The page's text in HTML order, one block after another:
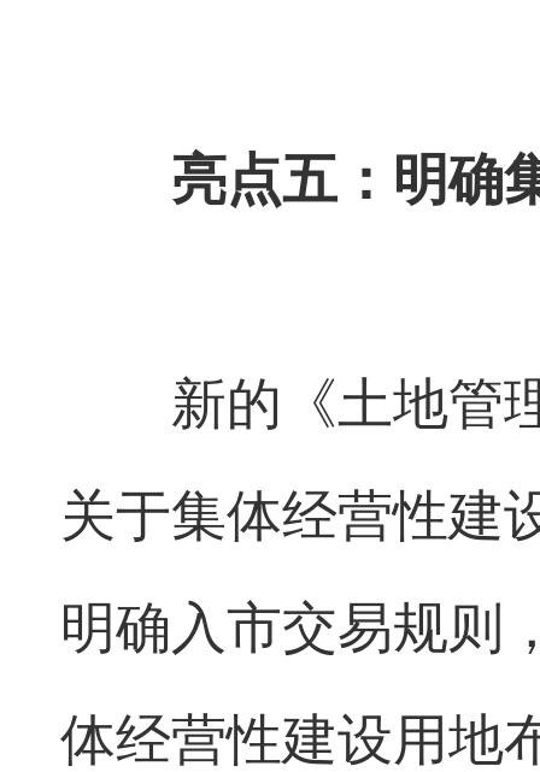
亮点五：明确
新的《土地管
关于集体经营性建
明确入市交易规则
体经营性建设用地